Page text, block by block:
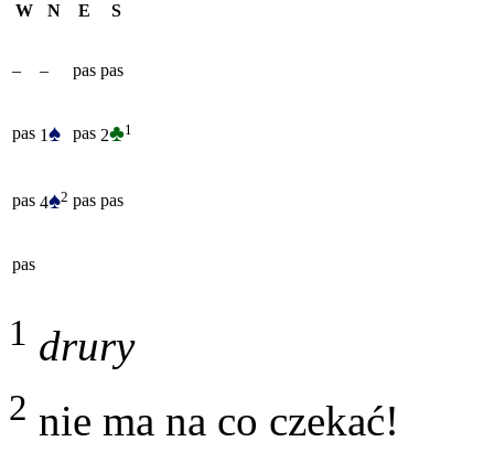
W N E S
– – pas pas
pas 1♠ pas 2♣1
pas 4♠2 pas pas
pas
1 drury
2 nie ma na co czekać!